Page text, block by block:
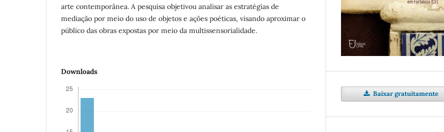
arte contemporânea. A pesquisa objetivou analisar as estratégias de
mediação por meio do uso de objetos e ações poéticas, visando aproximar o
público das obras expostas por meio da multissensorialidade.
Downloads
Baixar gratuitamente